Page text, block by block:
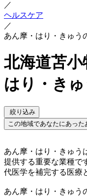
／
ヘルスケア
／
あん摩・はり・きゅう
北海道苫小
はり・き
絞り込み
この地域であなたにあっ
あん摩・はり・きゅう
提供する重要な業種で
代医学を補完する医療
あん摩・はり・きゅう